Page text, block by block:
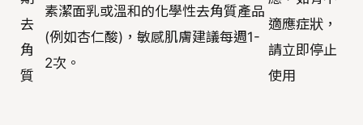
去
角
質
素潔面乳或溫和的化學性去角質產品
(例如杏仁酸)，敏感肌膚建議每週1-
2次。
適應症狀，
請立即停止
使用